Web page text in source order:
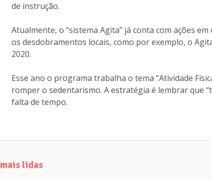
de instrução.
Atualmente, o “sistema Agita” já conta com ações
os desdobramentos locais, como por exemplo, o
2020.
Esse ano o programa trabalha o tema “Atividade
romper o sedentarismo. A estratégia é lembrar que
falta de tempo.
mais lidas